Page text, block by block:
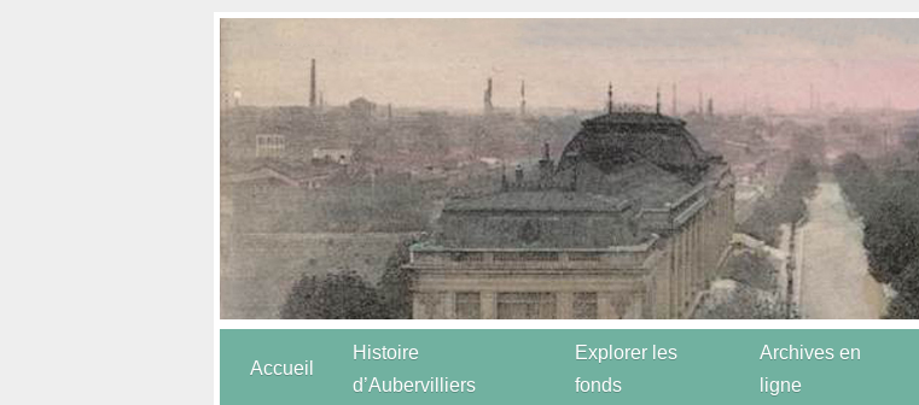
Accueil
Histoire
d’Aubervilliers
Explorer les
fonds
Archives en
ligne